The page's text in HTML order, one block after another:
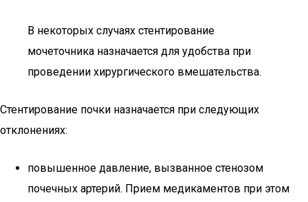
В некоторых случаях стентирование
мочеточника назначается для удобства при
проведении хирургического вмешательства.
Стентирование почки назначается при следующих
отклонениях:
повышенное давление, вызванное стенозом
почечных артерий. Прием медикаментов при этом